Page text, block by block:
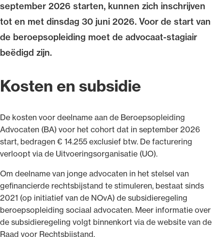
september 2026 starten, kunnen zich inschrijven
tot en met dinsdag 30 juni 2026. Voor de start van
de beroepsopleiding moet de advocaat-stagiair
beëdigd zijn.
Kosten en subsidie
De kosten voor deelname aan de Beroepsopleiding
Advocaten (BA) voor het cohort dat in september 2026
start, bedragen € 14.255 exclusief btw. De facturering
verloopt via de Uitvoeringsorganisatie (UO).
Om deelname van jonge advocaten in het stelsel van
gefinancierde rechtsbijstand te stimuleren, bestaat sinds
2021 (op initiatief van de NOvA) de subsidieregeling
beroepsopleiding sociaal advocaten. Meer informatie over
de subsidieregeling volgt binnenkort via de website van de
Raad voor Rechtsbijstand.
het rechtsgebiedenregister en